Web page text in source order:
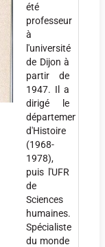
été
professeur
à
l'université
de Dijon à
partir de
1947. Il a
dirigé le
département
d'Histoire
(1968-
1978),
puis l'UFR
de
Sciences
humaines.
Spécialiste
du monde